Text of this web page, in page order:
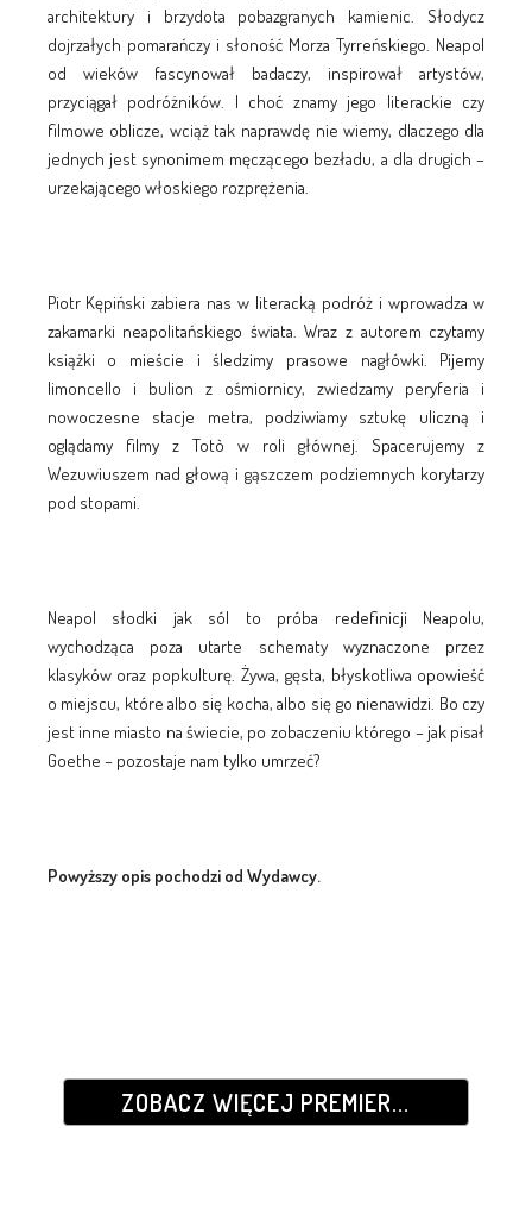
architektury i brzydota pobazgranych kamienic. Słodycz
dojrzałych pomarańczy i słoność Morza Tyrreńskiego. Neapol
od wieków fascynował badaczy, inspirował artystów,
przyciągał podróżników. I choć znamy jego literackie czy
filmowe oblicze, wciąż tak naprawdę nie wiemy, dlaczego dla
jednych jest synonimem męczącego bezładu, a dla drugich –
urzekającego włoskiego rozprężenia.
Piotr Kępiński zabiera nas w literacką podróż i wprowadza w
zakamarki neapolitańskiego świata. Wraz z autorem czytamy
książki o mieście i śledzimy prasowe nagłówki. Pijemy
limoncello i bulion z ośmiornicy, zwiedzamy peryferia i
nowoczesne stacje metra, podziwiamy sztukę uliczną i
oglądamy filmy z Totò w roli głównej. Spacerujemy z
Wezuwiuszem nad głową i gąszczem podziemnych korytarzy
pod stopami.
Neapol słodki jak sól to próba redefinicji Neapolu,
wychodząca poza utarte schematy wyznaczone przez
klasyków oraz popkulturę. Żywa, gęsta, błyskotliwa opowieść
o miejscu, które albo się kocha, albo się go nienawidzi. Bo czy
jest inne miasto na świecie, po zobaczeniu którego – jak pisał
Goethe – pozostaje nam tylko umrzeć?
Powyższy opis pochodzi od Wydawcy.
ZOBACZ WIĘCEJ PREMIER...